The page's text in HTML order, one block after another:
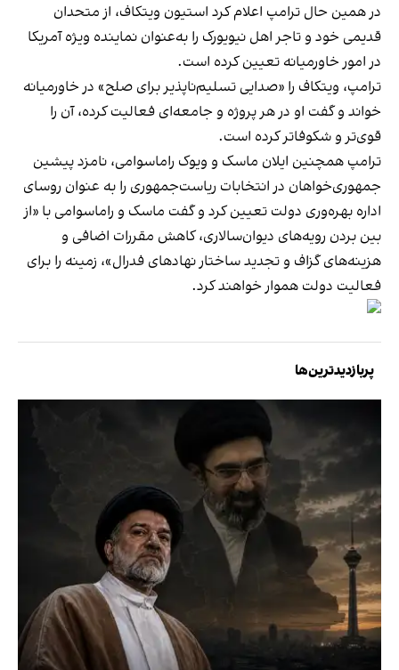
در همین حال ترامپ اعلام کرد استیون ویتکاف، از متحدان
قدیمی خود و تاجر اهل نیویورک را به‌عنوان نماینده ویژه آمریکا
در امور خاورمیانه تعیین کرده است.
ترامپ، ویتکاف را «صدایی تسلیم‌ناپذیر برای صلح» در خاورمیانه
خواند و گفت او در هر پروژه و جامعه‌ای فعالیت کرده، آن را
قوی‌تر و شکوفاتر کرده است.
ترامپ همچنین ایلان ماسک و ویوک راماسوامی، نامزد پیشین
جمهوری‌خواهان در انتخابات ریاست‌جمهوری را به عنوان روسای
اداره بهره‌وری دولت تعیین کرد و گفت ماسک و راماسوامی با «از
بین بردن رویه‌های دیوان‌سالاری، کاهش مقررات اضافی و
هزینه‌های گزاف و تجدید ساختار نهادهای فدرال»، زمینه را برای
فعالیت دولت هموار خواهند کرد.
پربازدیدترین‌ها